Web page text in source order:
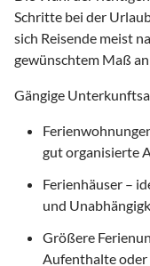
Schritte bei der
sich Reisende meist
gewünschtem Maß
Gängige
gut organisierte
Ferienhäuser –
und
Größere
Aufenthalte oder